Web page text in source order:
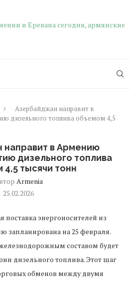
Азербайджан направит в
дизельного топлива объемом 4,5
в Армению
дизельного топлива
тысячи тонн
Armenia
25.02.2026
поставка энергоносителей из
запланирована на 25 февраля.
составом будет
дизельного топлива. Этот шаг
обменов между двумя